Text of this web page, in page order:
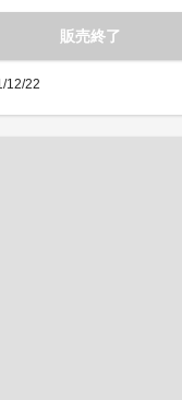
販売終了
12/22